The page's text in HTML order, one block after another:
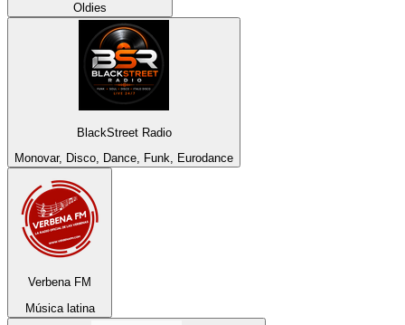
Oldies
BlackStreet Radio
Monovar, Disco, Dance, Funk, Eurodance
Verbena FM
Música latina